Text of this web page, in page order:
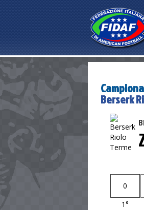
Berserk
0
1°